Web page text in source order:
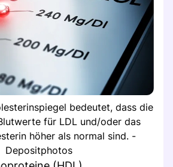
bedeutet, dass die
für LDL und/oder das
höher als normal sind. -
Depositphotos